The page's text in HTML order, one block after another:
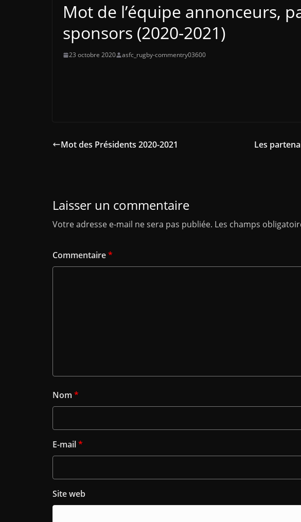
Mot de l’équipe annonceurs,
sponsors (2020-2021)
23 octobre 2020 asfc_rugby-commentry03600
Mot des Présidents 2020-2021
Les
Laisser un commentaire
Votre adresse e-mail ne sera pas publiée. Les champs
Commentaire*
Nom *
E-mail*
Site web